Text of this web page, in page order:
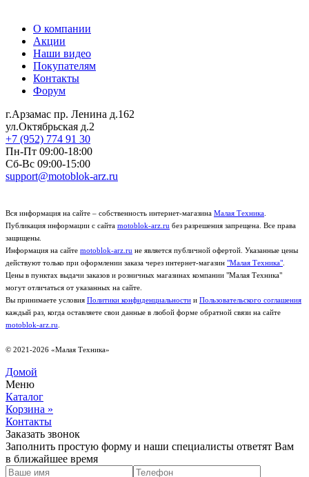
О компании
Акции
Наши видео
Покупателям
Контакты
Форум
г.Арзамас пр. Ленина д.162
ул.Октябрьская д.2
+7 (952) 774 91 30
Пн-Пт 09:00-18:00
Сб-Вс 09:00-15:00
support@motoblok-arz.ru
Вся информация на сайте – собственность интернет-магазина Малая Техника
Публикация информации с сайта motoblok-arz.ru без разрешения запрещена. Все права
защищены.
Информация на сайте motoblok-arz.ru не является публичной офертой. Указанные цены
действуют только при оформлении заказа через интернет-магазин "Малая Техника"
Цены в пунктах выдачи заказов и розничных магазинах компании "Малая Техника"
могут отличаться от указанных на сайте.
Вы принимаете условия Политики конфиденциальности и Пользовательского соглашения
каждый раз, когда оставляете свои данные в любой форме обратной связи на сайте
motoblok-arz.ru
© 2021-2026 «Малая Техника»
Домой
Меню
Каталог
Корзина »
Контакты
Заказать звонок
Заполнить простую форму и наши специалисты ответят Вам
в ближайшее время